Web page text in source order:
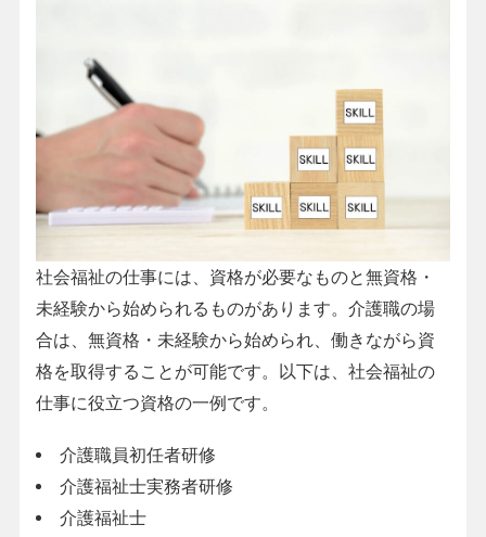
社会福祉の仕事には、資格が必要なものと無資格・
未経験から始められるものがあります。介護職の場
合は、無資格・未経験から始められ、働きながら資
格を取得することが可能です。以下は、社会福祉の
仕事に役立つ資格の一例です。
介護職員初任者研修
介護福祉士実務者研修
介護福祉士